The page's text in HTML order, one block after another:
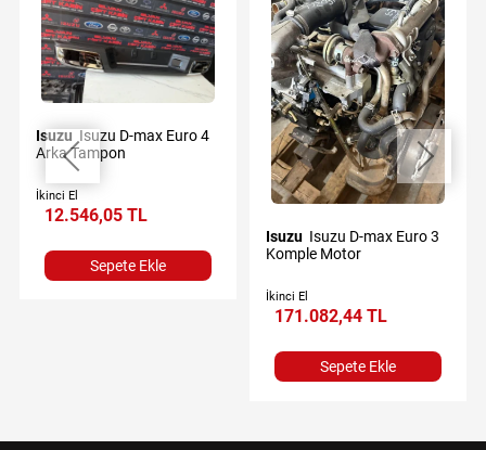
Isuzu
Arka Tampon
İkinci El
12.546,05 TL
Sepete Ekle
Isuzu
Komple Motor
İkinci El
171.082,44 TL
Sepete Ekle